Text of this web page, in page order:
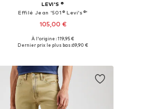
LEVI'S ®
Effilé Jean '501® Levi's®'
105,00 €
+51
Disponible en plusieurs tailles
À l'origine : 119,95 €
Dernier prix le plus bas :69,90 €